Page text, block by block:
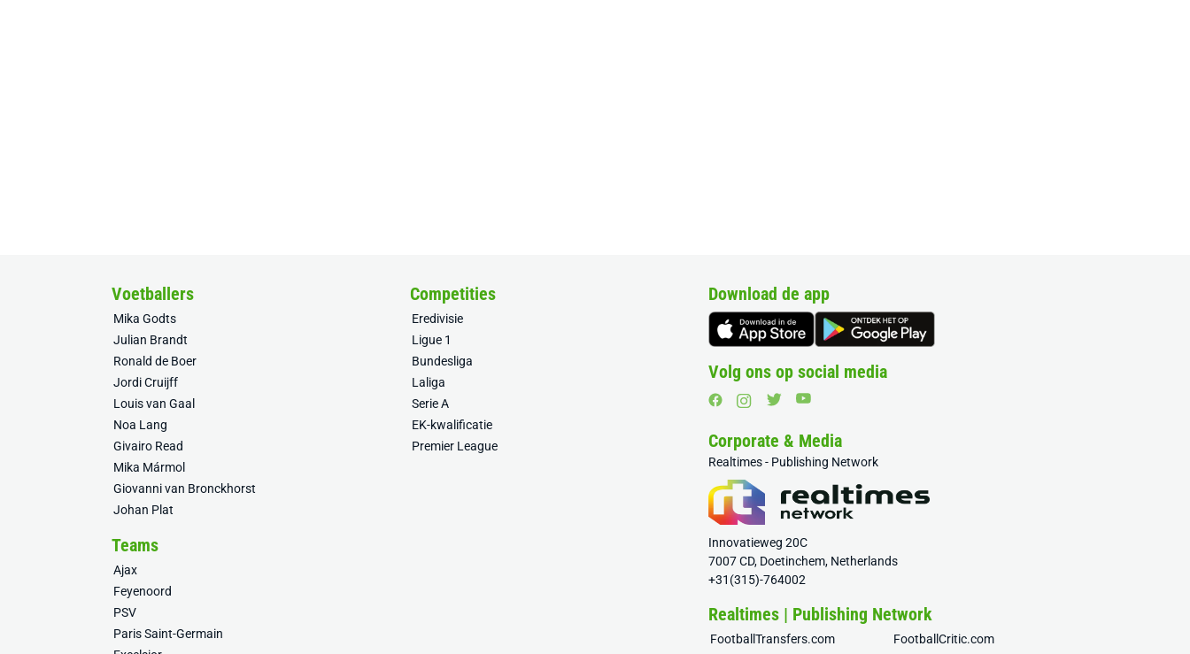
Voetballers
Mika Godts
Julian Brandt
Ronald de Boer
Jordi Cruijff
Louis van Gaal
Noa Lang
Givairo Read
Mika Mármol
Giovanni van Bronckhorst
Johan Plat
Competities
Eredivisie
Ligue 1
Bundesliga
Laliga
Serie A
EK-kwalificatie
Premier League
Teams
Ajax
Feyenoord
PSV
Paris Saint-Germain
Download de app
Volg ons op social media
Corporate & Media
Realtimes - Publishing Network
Innovatieweg 20C
7007 CD, Doetinchem, Netherlands
+31(315)-764002
Realtimes | Publishing Network
FootballTransfers.com
FootballCritic.com